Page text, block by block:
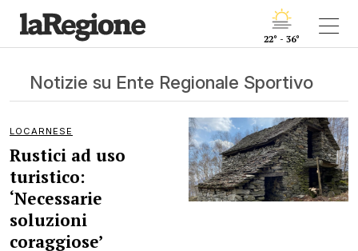
22° - 36°
Notizie su Ente Regionale Sportivo
LOCARNESE
Rustici ad uso
turistico:
‘Necessarie
soluzioni
coraggiose’